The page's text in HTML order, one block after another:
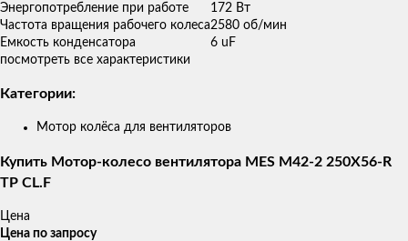
Энергопотребление при работе
172 Вт
Частота вращения рабочего колеса2580 об/мин
Емкость конденсатора
6 uF
посмотреть все характеристики
Категории:
Мотор колёса для вентиляторов
Купить Мотор-колесо вентилятора MES M42-2 250X56-R
TP CL.F
Цена
Цена по запросу